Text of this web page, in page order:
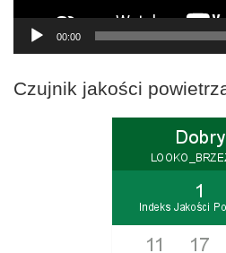
00:00
Czujnik jakości